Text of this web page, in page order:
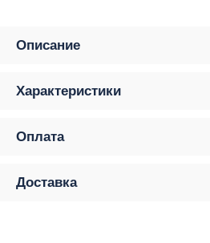
Описание
Характеристики
Оплата
Доставка